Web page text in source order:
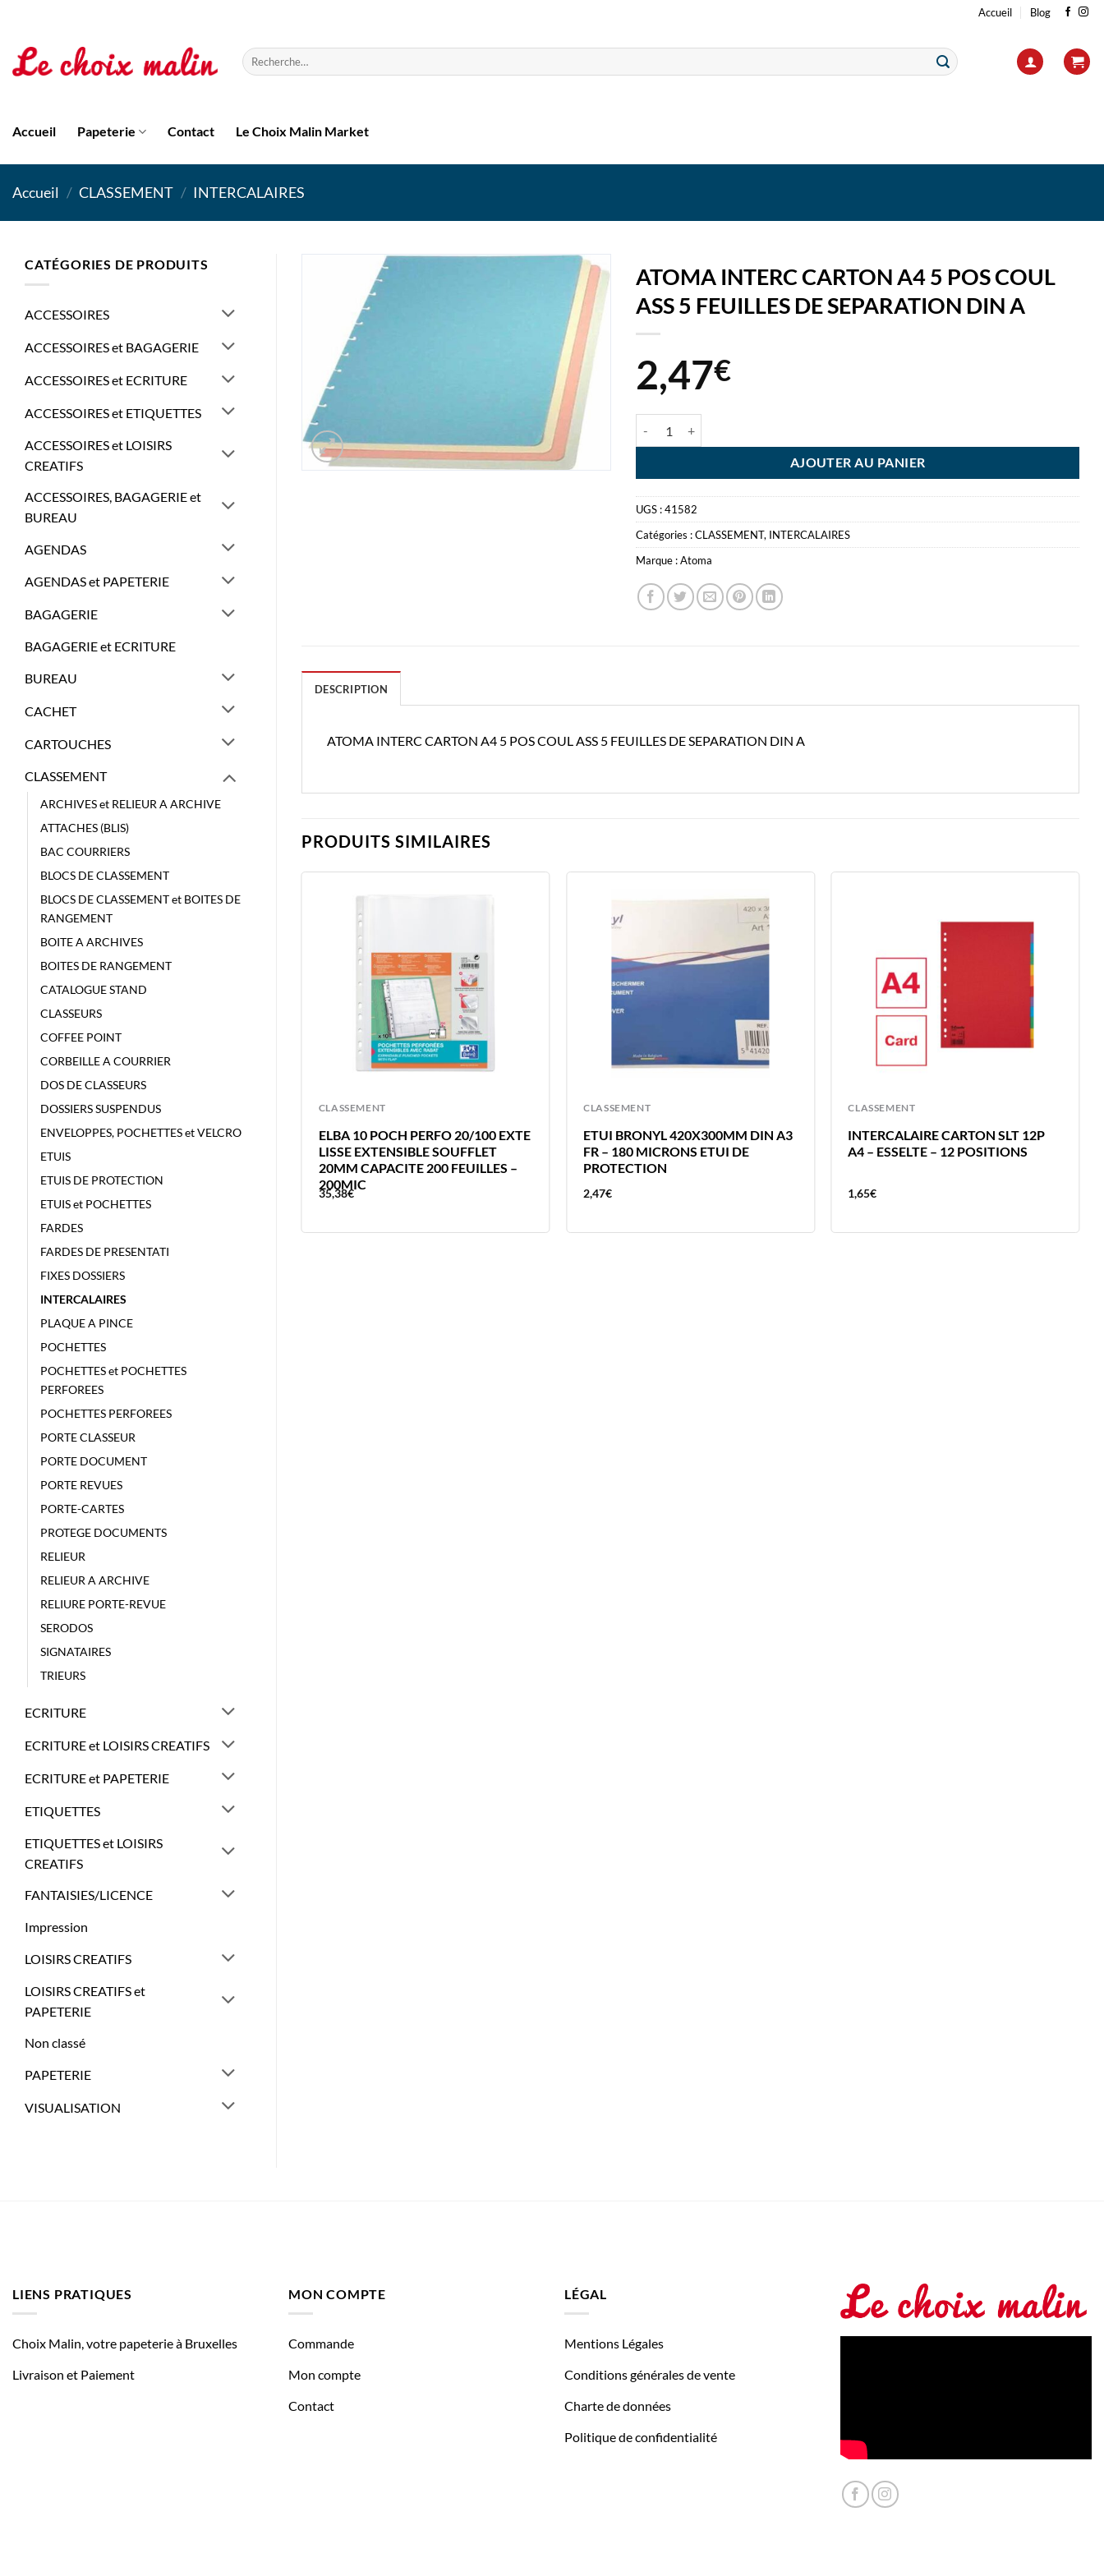
contenu
Accueil Blog
Recherche
pour :
Accueil Papeterie Contact Le Choix Malin Market
Accueil / CLASSEMENT / INTERCALAIRES
CATÉGORIES DE PRODUITS
ACCESSOIRES
ACCESSOIRES et BAGAGERIE
ACCESSOIRES et ECRITURE
ACCESSOIRES et ETIQUETTES
ACCESSOIRES et LOISIRS
CREATIFS
ACCESSOIRES, BAGAGERIE et
BUREAU
AGENDAS
AGENDAS et PAPETERIE
BAGAGERIE
BAGAGERIE et ECRITURE
BUREAU
CACHET
CARTOUCHES
CLASSEMENT
ARCHIVES et RELIEUR A ARCHIVE
ATTACHES (BLIS)
BAC COURRIERS
BLOCS DE CLASSEMENT
BLOCS DE CLASSEMENT et BOITES DE
RANGEMENT
BOITE A ARCHIVES
BOITES DE RANGEMENT
CATALOGUE STAND
CLASSEURS
COFFEE POINT
CORBEILLE A COURRIER
DOS DE CLASSEURS
DOSSIERS SUSPENDUS
ENVELOPPES, POCHETTES et VELCRO
ETUIS
ETUIS DE PROTECTION
ETUIS et POCHETTES
FARDES
FARDES DE PRESENTATI
FIXES DOSSIERS
INTERCALAIRES
PLAQUE A PINCE
POCHETTES
POCHETTES et POCHETTES
PERFOREES
POCHETTES PERFOREES
PORTE CLASSEUR
PORTE DOCUMENT
PORTE REVUES
PORTE-CARTES
PROTEGE DOCUMENTS
RELIEUR
RELIEUR A ARCHIVE
RELIURE PORTE-REVUE
SERODOS
SIGNATAIRES
TRIEURS
ECRITURE
ECRITURE et LOISIRS CREATIFS
ECRITURE et PAPETERIE
ETIQUETTES
ETIQUETTES et LOISIRS
CREATIFS
FANTAISIES/LICENCE
Impression
LOISIRS CREATIFS
LOISIRS CREATIFS et
PAPETERIE
Non classé
PAPETERIE
VISUALISATION
ATOMA INTERC CARTON A4 5 POS COUL
ASS 5 FEUILLES DE SEPARATION DIN A
2,47€
AJOUTER AU PANIER
UGS :41582
Catégories :CLASSEMENT, INTERCALAIRES
Marque :Atoma
DESCRIPTION
ATOMA INTERC CARTON A4 5 POS COUL ASS 5 FEUILLES DE SEPARATION DIN A
PRODUITS SIMILAIRES
CLASSEMENT
ELBA 10 POCH PERFO 20/100 EXTE
LISSE EXTENSIBLE SOUFFLET
20MM CAPACITE 200 FEUILLES –
200MIC
35,38€
CLASSEMENT
ETUI BRONYL 420X300MM DIN A3
FR – 180 MICRONS ETUI DE
PROTECTION
2,47€
CLASSEMENT
INTERCALAIRE CARTON SLT 12P
A4 – ESSELTE – 12 POSITIONS
1,65€
CLASSEMENT
FARDE 40 VUES POLYVISION BLEU
FARDE PERSONNALISABLE ELBA
LIENS PRATIQUES
Choix Malin, votre papeterie à Bruxelles
Livraison et Paiement
MON COMPTE
Commande
Mon compte
Contact
LÉGAL
Mentions Légales
Conditions générales de vente
Charte de données
Politique de confidentialité